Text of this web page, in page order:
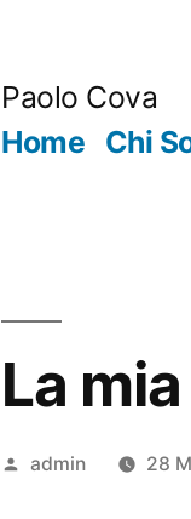
Paolo Cova
Home Chi
La
Pubblicato
admin 28